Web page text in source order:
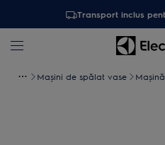
Transport inclus
Maşini de spălat vase